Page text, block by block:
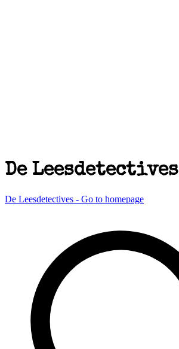
De Leesdetectives
De Leesdetectives - Go to homepage